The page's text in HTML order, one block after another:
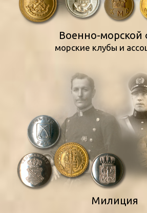
Военно-морской
морские клубы и
Mилиция